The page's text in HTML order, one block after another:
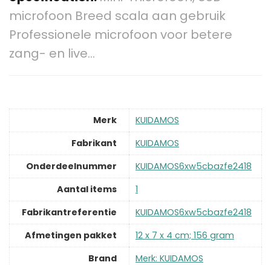
microfoon Breed scala aan gebruik
Professionele microfoon voor betere
zang- en live…
Merk
‎KUIDAMOS
Fabrikant
‎KUIDAMOS
Onderdeelnummer
‎KUIDAMOS6xw5cbazfe2418
Aantal items
‎1
Fabrikantreferentie
‎KUIDAMOS6xw5cbazfe2418
Afmetingen pakket
‎12 x 7 x 4 cm; 156 gram
Brand
Merk: KUIDAMOS